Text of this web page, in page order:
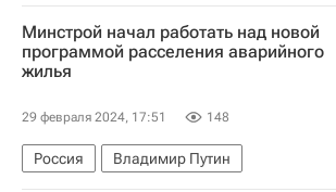
Совет Федерации РФ
Владимир Путин
Регионы
Минстрой начал работать над новой
программой расселения аварийного
жилья
29 февраля 2024, 17:51 148
Россия
Владимир Путин